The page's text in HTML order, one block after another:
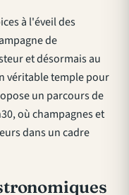
à l'éveil des
de
et désormais au
véritable temple pour
un parcours de
où champagnes et
dans un cadre